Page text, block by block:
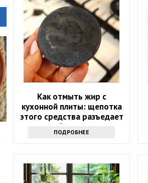
Как отмыть жир с
кухонной плиты: щепотка
этого средства разъедает
любую грязь
ПОДРОБНЕЕ